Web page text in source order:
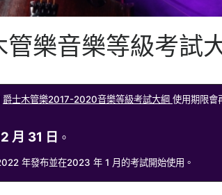
樂音樂等級考試
爵士木管樂2017-2020音樂等級考試大綱 使用期限會
月 31 日 。
年發布並在2023 年 1 月的考試開始使用。